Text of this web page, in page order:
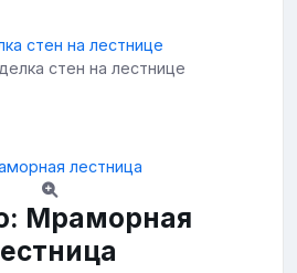
стен на лестнице
Мраморная